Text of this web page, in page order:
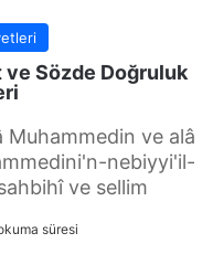
ve Sözde Doğruluk
Muhammedin ve alâ
nebiyyi'il-
ve sellim
süresi